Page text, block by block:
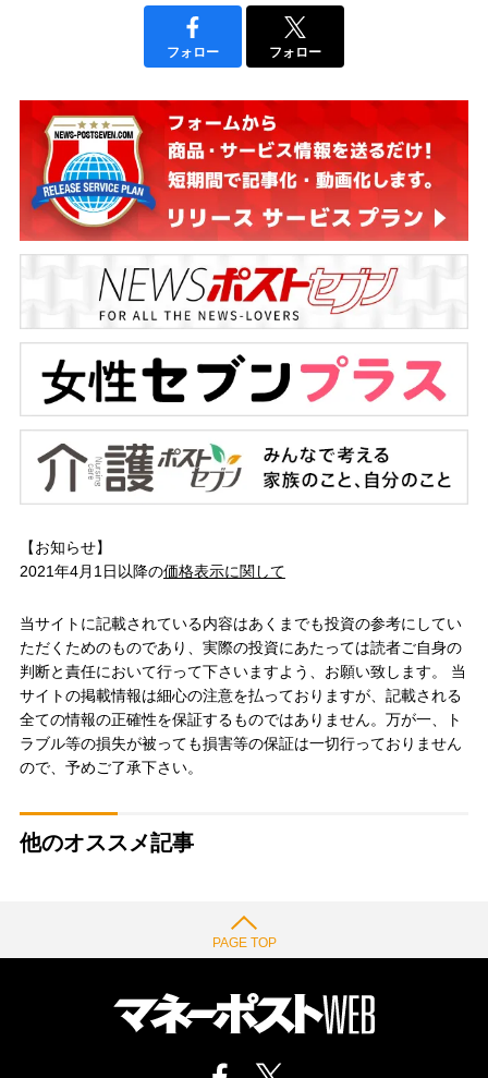
フォロー フォロー
【お知らせ】
2021年4月1日以降の価格表示に関して
当サイトに記載されている内容はあくまでも投資の参考にしてい
ただくためのものであり、実際の投資にあたっては読者ご自身の
判断と責任において行って下さいますよう、お願い致します。 当
サイトの掲載情報は細心の注意を払っておりますが、記載される
全ての情報の正確性を保証するものではありません。万が一、ト
ラブル等の損失が被っても損害等の保証は一切行っておりません
ので、予めご了承下さい。
他のオススメ記事
PAGE TOP